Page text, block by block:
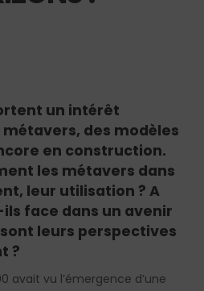
un intérêt
des modèles
en construction.
les métavers dans
leur utilisation ? A
face dans un avenir
leurs perspectives
?
avait vu l’émergence d’une